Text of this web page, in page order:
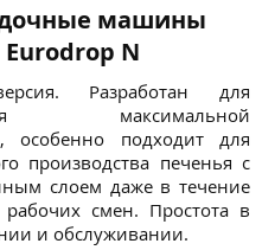
машины
Eurodrop N
Разработан для
максимальной
особенно подходит для
производства печенья с
слоем даже в течение
рабочих смен. Простота в
и обслуживании.